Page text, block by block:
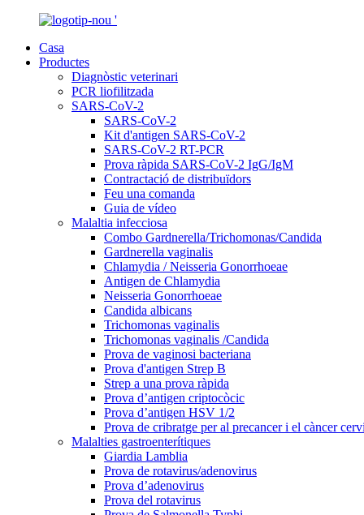
Casa
Productes
Diagnòstic veterinari
PCR liofilitzada
SARS-CoV-2
SARS-CoV-2
Kit d'antigen SARS-CoV-2
SARS-CoV-2 RT-PCR
Prova ràpida SARS-CoV-2 IgG/IgM
Contractació de distribuïdors
Feu una comanda
Guia de vídeo
Malaltia infecciosa
Combo Gardnerella/Trichomonas/Candida
Gardnerella vaginalis
Chlamydia / Neisseria Gonorrhoeae
Antigen de Chlamydia
Neisseria Gonorrhoeae
Candida albicans
Trichomonas vaginalis
Trichomonas vaginalis /Candida
Prova de vaginosi bacteriana
Prova d'antigen Strep B
Strep a una prova ràpida
Prova d’antigen criptocòcic
Prova d’antigen HSV 1/2
Prova de cribratge per al precancer i el càncer
Malalties gastroenterítiques
Giardia Lamblia
Prova de rotavirus/adenovirus
Prova d’adenovirus
Prova del rotavirus